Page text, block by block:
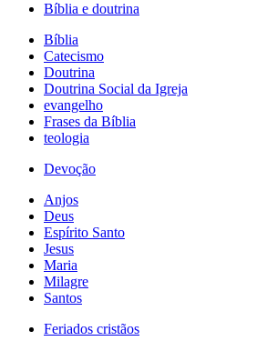
Bíblia e doutrina
Bíblia
Catecismo
Doutrina
Doutrina Social da Igreja
evangelho
Frases da Bíblia
teologia
Devoção
Anjos
Deus
Espírito Santo
Jesus
Maria
Milagre
Santos
Feriados cristãos